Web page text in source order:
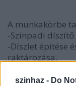
szinhaz - Do
A munkakörbe
-Színpadi díszítő
-Díszlet építése
raktározása.
játszóhelyen.